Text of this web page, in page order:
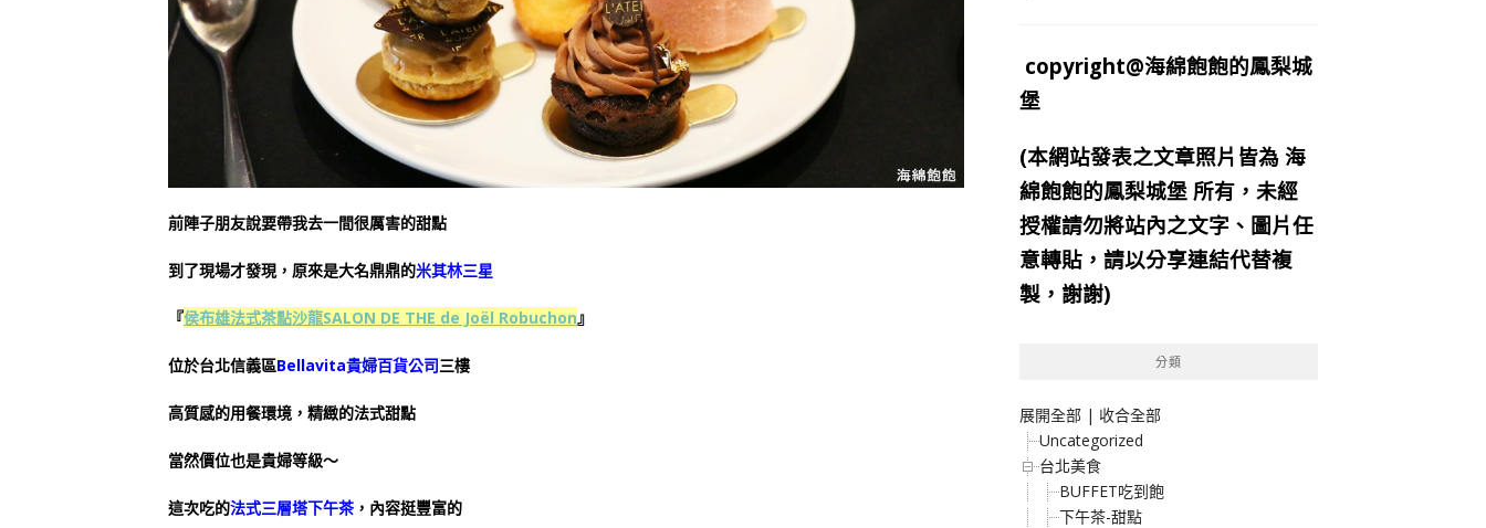
前陣子朋友說要帶我去一間很厲害的甜點
到了現場才發現，原來是大名鼎鼎的米其林三星
『侯布雄法式茶點沙龍SALON DE THE de Joël Robuchon』
位於台北信義區Bellavita貴婦百貨公司三樓
高質感的用餐環境，精緻的法式甜點
當然價位也是貴婦等級～
這次吃的法式三層塔下午茶，內容挺豐富的
copyright@海綿飽飽的鳳梨城
堡
(本網站發表之文章照片皆為 海
綿飽飽的鳳梨城堡 所有，未經
授權請勿將站內之文字、圖片任
意轉貼，請以分享連結代替複
製，謝謝)
分類
展開全部 | 收合全部
Uncategorized
台北美食
BUFFET吃到飽
下午茶-甜點